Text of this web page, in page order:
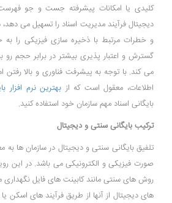
کلیدی یا امکانات پیشرفته جست و جو
دیجیتال فرآیند مدیریت اسناد را تسهیل می
و خطرات مرتبط با ذخیره ‌سازی فیزیکی را به
گسترش و اعتبار پذیری بیشتر در برابر حجم رو
می ‌کند. با توجه به پیشرفت فناوری و بالا
اطلاعات، معقول است که از بهترین نرم افزار
بایگانی اسناد مهم سازمان خود استفاده کنید.
ترکیب بایگانی سنتی و دیجیتال
تلفیق بایگانی سنتی و دیجیتال در سازمان ‌ها به
صورت فیزیکی و الکترونیکی می‌ باشد. در این
روش‌ های سنتی مانند کابینت‌ های فایل
‌های دیجیتال از آنها از طریق فرآیند های اسکن